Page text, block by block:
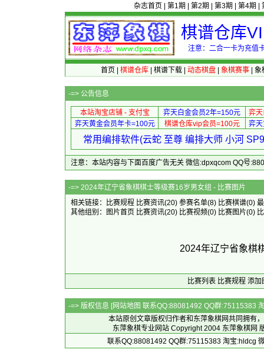
杂志首页 第1期 第2期 第3期 第4期
棋谱仓库
注意：二合一卡为充值
首页 棋谱仓库| 棋谱下载| 动态棋盘| 象棋赛事| 象
-=> 公告信息
本站淘宝店铺 - 支付宝 弈天白金会员2年=150元
弈
弈天黄金会员年卡=100元
棋谱仓库vip会员=100元 弈
常用编排软件(云蛇 至尊 编排大师 小河
注意：本站内容与下面百度广告无关 微信:dpxqcom QQ号
-=> 2024年辽宁省象棋棋士等
相关链接：
比赛规程 比赛资讯(20) 参赛名单(8) 比赛棋谱(0)
其他组别： 图片首页 比赛资讯(20) 比赛视频(0) 比赛图片(0)
2024年辽宁省象棋
比赛列表 比赛规程 添加
-=> 版权信息 [网站地图 联系QQ:88081492 QQ群:75115383
本站原创文章版权归作者和 东萍象棋网共同拥有
东萍象棋专业网站 Copyright 2004 东萍象棋网
联系QQ:88081492 QQ群:75115383 淘宝:hldcg